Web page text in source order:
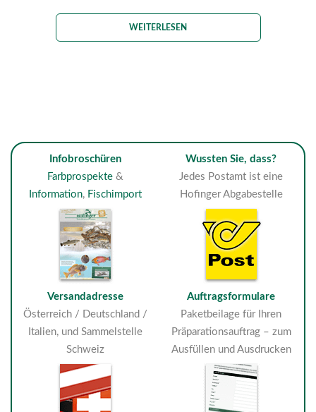
WEITERLESEN
Infobroschüren
Farbprospekte&
Information, Fischimport
Wussten Sie, dass?
Jedes Postamt ist eine
Hofinger Abgabestelle
Versandadresse
Österreich / Deutschland /
Italien, und Sammelstelle
Schweiz
Auftragsformulare
Paketbeilage für Ihren
Präparationsauftrag – zum
Ausfüllen und Ausdrucken